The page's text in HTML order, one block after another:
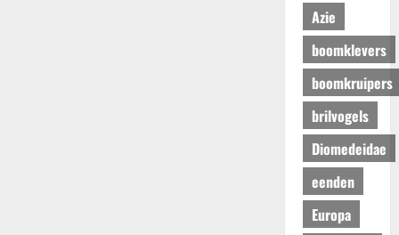
Azie
boomklevers
boomkruipers
brilvogels
Diomedeidae
eenden
Europa